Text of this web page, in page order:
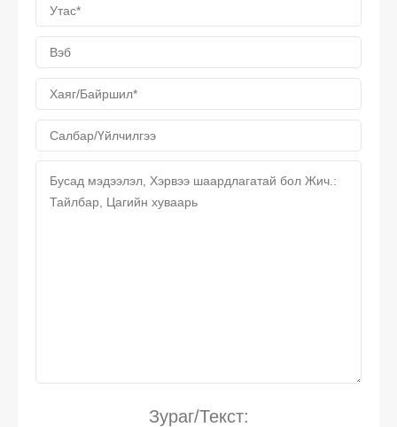
Зураг/Текст: